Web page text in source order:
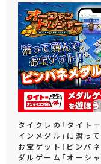
タイクレの「タイト
インメダル」に潜っ
お宝ゲット！ピンパ
ダルゲーム「オーシ